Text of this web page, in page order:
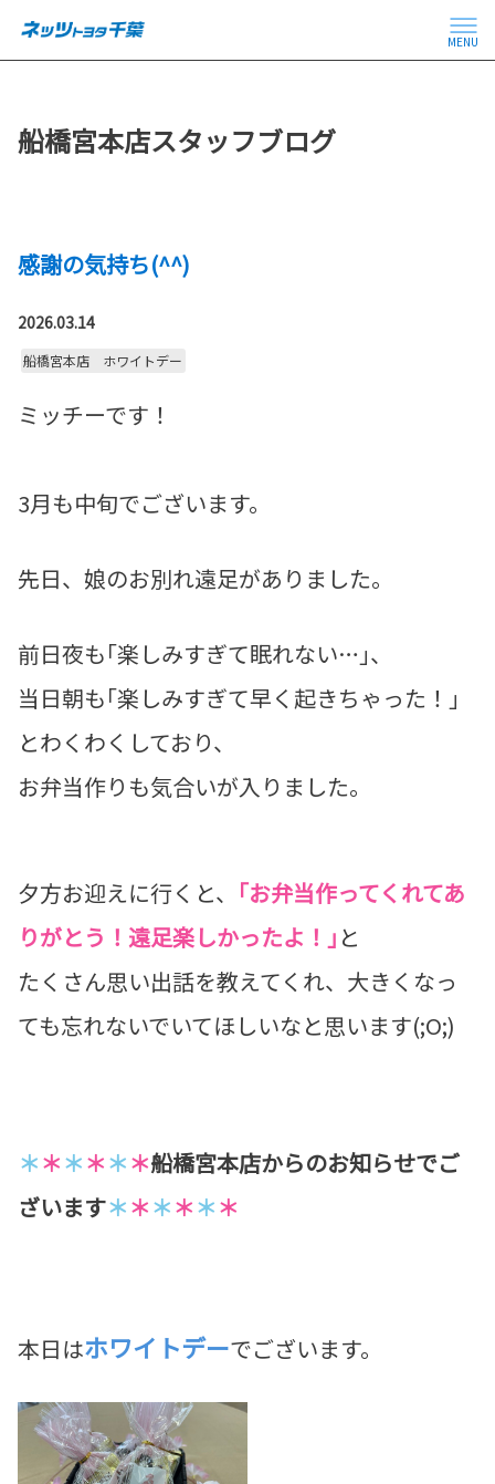
MENU
船橋宮本店スタッフブログ
感謝の気持ち(^^)
2026.03.14
船橋宮本店 ホワイトデー
ミッチーです！
3月も中旬でございます。
先日、娘のお別れ遠足がありました。
前日夜も｢楽しみすぎて眠れない…｣、
当日朝も｢楽しみすぎて早く起きちゃった！｣
とわくわくしており、
お弁当作りも気合いが入りました。
夕方お迎えに行くと、 ｢お弁当作ってくれてあ
りがとう！遠足楽しかったよ！｣ と
たくさん思い出話を教えてくれ、大きくなっ
ても忘れないでいてほしいなと思います(;O;)
＊＊＊＊＊＊船橋宮本店からのお知らせでご
ざいます＊＊＊＊＊＊
本日はホワイトデーでございます。